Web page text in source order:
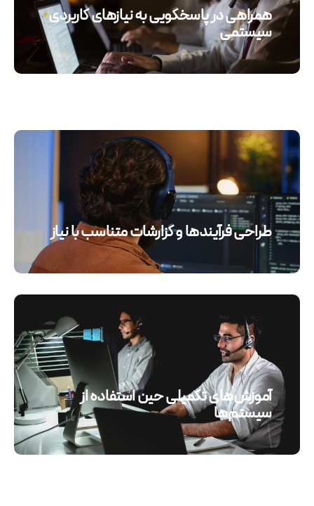
همراهی در پاسخگویی به نیازهای کاربردی
سیستمی
طراحی فرآیندها و گزارشات متناسب با نیاز
آموزش‌های تکمیلی حین استفاده از
سیستم‌ها